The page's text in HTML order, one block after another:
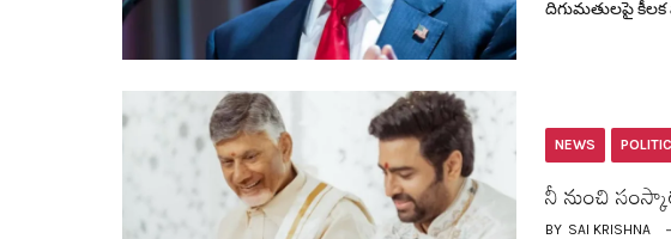
దిగుమతుల‌పై కీల‌క
NEWS
నీ నుంచి
BY SAI KRISHNA